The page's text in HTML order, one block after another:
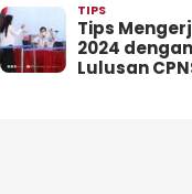
TIPS
Tips
2024
Lulusan